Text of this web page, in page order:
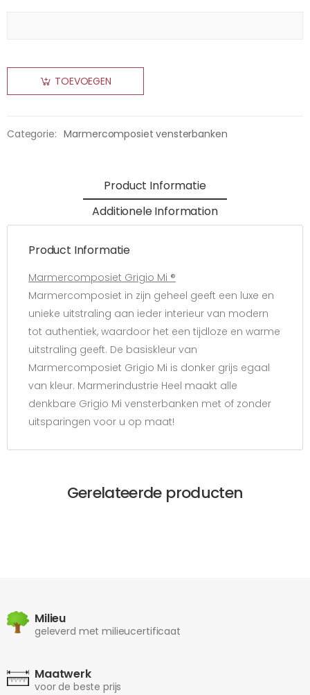
TOEVOEGEN
Categorie: Marmercomposiet vensterbanken
Product Informatie
Additionele Information
Product Informatie
Marmercomposiet Grigio Mi ®
Marmercomposiet in zijn geheel geeft een luxe en
unieke uitstraling aan ieder interieur van modern
tot authentiek, waardoor het een tijdloze en warme
uitstraling geeft. De basiskleur van
Marmercomposiet Grigio Mi is donker grijs egaal
van kleur. Marmerindustrie Heel maakt alle
denkbare Grigio Mi vensterbanken met of zonder
uitsparingen voor u op maat!
Gerelateerde producten
Milieu
geleverd met milieucertificaat
Maatwerk
voor de beste prijs